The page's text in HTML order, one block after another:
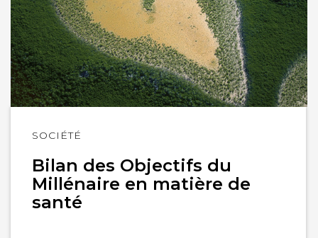
SOCIÉTÉ
Bilan des Objectifs du
Millénaire en matière de
santé
Lire